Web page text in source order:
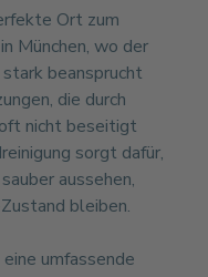
Ort zum
München, wo der
beansprucht
die durch
nicht beseitigt
sorgt dafür,
aussehen,
bleiben.
umfassende